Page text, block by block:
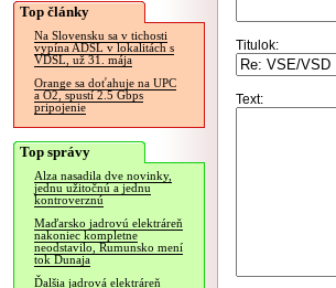
Top články
Na Slovensku sa v tichosti
vypína ADSL v lokalitách s
VDSL, už 31. mája
Orange sa doťahuje na UPC
a O2, spustí 2.5 Gbps
pripojenie
Top správy
Alza nasadila dve novinky,
jednu užitočnú a jednu
kontroverznú
Maďarsko jadrovú elektráreň
nakoniec kompletne
neodstavilo, Rumunsko mení
tok Dunaja
Ďalšia jadrová elektráreň
Titulok:
Text: